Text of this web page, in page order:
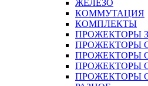
ЖЕЛЕЗО
КОММУТАЦИЯ
КОМПЛЕКТЫ
ПРОЖЕКТОРЫ
ПРОЖЕКТОРЫ
ПРОЖЕКТОРЫ С
ПРОЖЕКТОРЫ
ПРОЖЕКТОРЫ С